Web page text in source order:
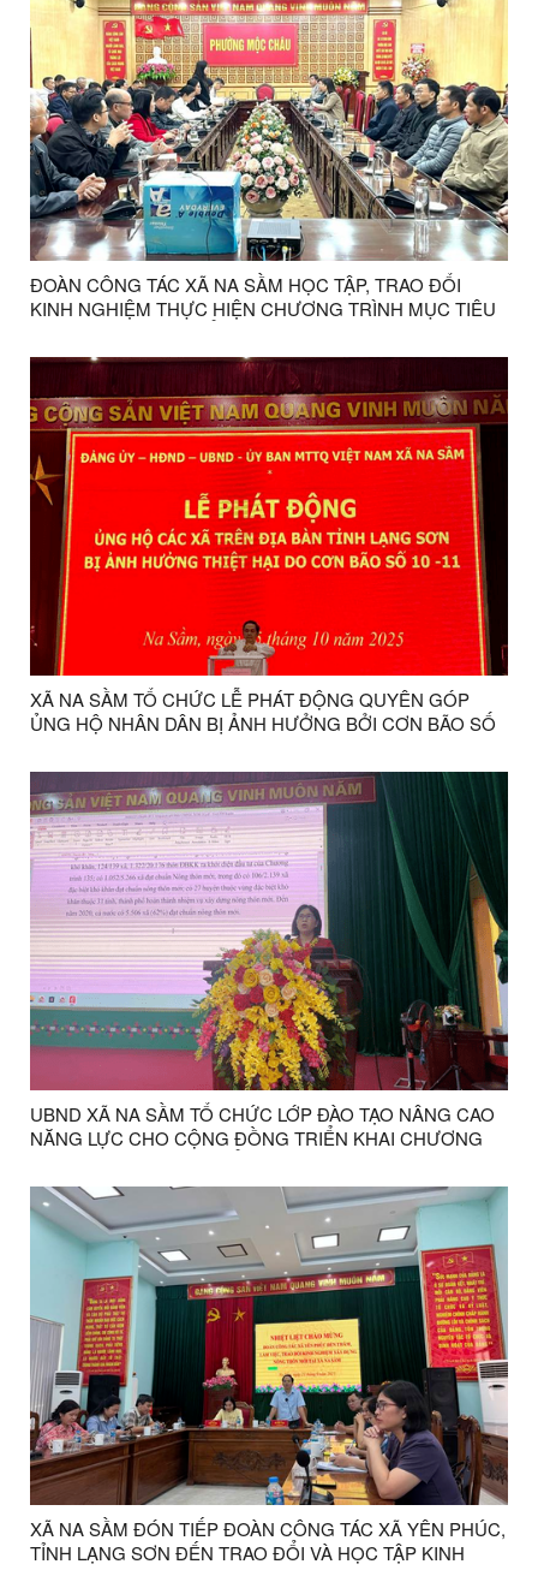
ĐOÀN CÔNG TÁC XÃ NA SẦM HỌC TẬP, TRAO ĐỔI
KINH NGHIỆM THỰC HIỆN CHƯƠNG TRÌNH MỤC TIÊU
BÀO DÂN TỘC THIỂU SỐ VÀ MIỀN NÚI
XÃ NA SẦM TỔ CHỨC LỄ PHÁT ĐỘNG QUYÊN GÓP
ỦNG HỘ NHÂN DÂN BỊ ẢNH HƯỞNG BỞI CƠN BÃO SỐ
UBND XÃ NA SẦM TỔ CHỨC LỚP ĐÀO TẠO NÂNG CAO
NĂNG LỰC CHO CỘNG ĐỒNG TRIỂN KHAI CHƯƠNG
DÂN TỘC THIỂU SỐ VÀ MIỀN NÚI NĂM 2025
XÃ NA SẦM ĐÓN TIẾP ĐOÀN CÔNG TÁC XÃ YÊN PHÚC,
TỈNH LẠNG SƠN ĐẾN TRAO ĐỔI VÀ HỌC TẬP KINH